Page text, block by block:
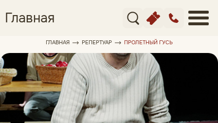
Главная
ГЛАВНАЯ РЕПЕРТУАР ПРОЛЕТНЫЙ ГУСЬ